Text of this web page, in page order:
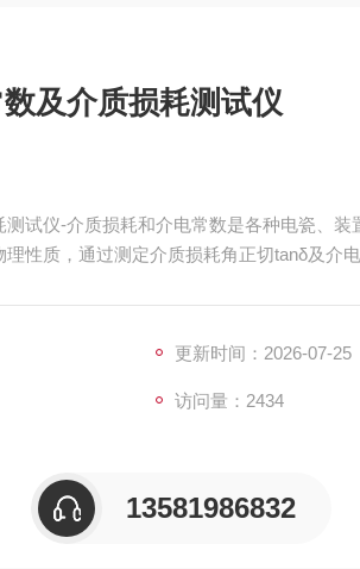
及介质损耗测试仪
试仪-介质损耗和介电常数是各种电瓷、装
性质，通过测定介质损耗角正切tanδ及介
更新时间：2026-07-25
访问量：2434
13581986832